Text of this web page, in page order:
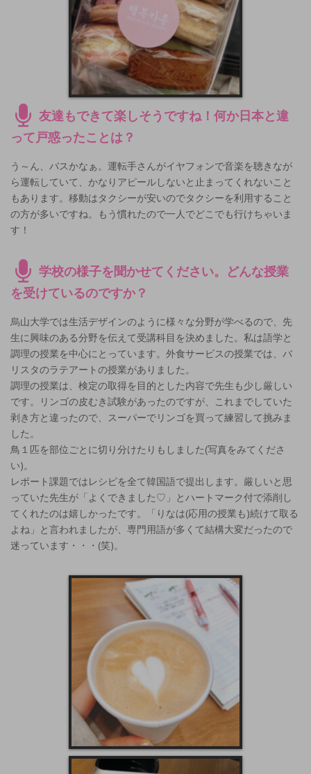
友達もできて楽しそうですね！何か日本と違
って戸惑ったことは？
う～ん、バスかなぁ。運転手さんがイヤフォンで音楽を聴きなが
ら運転していて、かなりアピールしないと止まってくれないこと
もあります。移動はタクシーが安いのでタクシーを利用すること
の方が多いですね。もう慣れたので一人でどこでも行けちゃいま
す！
学校の様子を聞かせてください。どんな授業
を受けているのですか？
烏山大学では生活デザインのように様々な分野が学べるので、先
生に興味のある分野を伝えて受講科目を決めました。私は語学と
調理の授業を中心にとっています。外食サービスの授業では、バ
リスタのラテアートの授業がありました。
調理の授業は、検定の取得を目的とした内容で先生も少し厳しい
です。リンゴの皮むき試験があったのですが、これまでしていた
剥き方と違ったので、スーパーでリンゴを買って練習して挑みま
した。
鳥１匹を部位ごとに切り分けたりもしました(写真をみてくださ
い)。
レポート課題ではレシピを全て韓国語で提出します。厳しいと思
っていた先生が「よくできました♡」とハートマーク付で添削し
てくれたのは嬉しかったです。「りなは(応用の授業も)続けて取る
よね」と言われましたが、専門用語が多くて結構大変だったので
迷っています・・・(笑)。